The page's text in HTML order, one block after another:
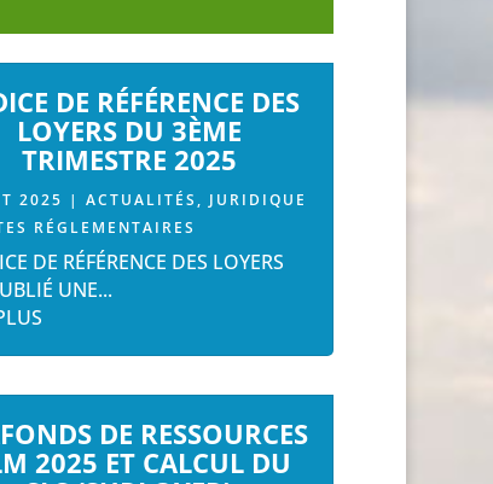
DE RÉFÉRENCE DES
LOYERS DU 3ÈME
TRIMESTRE 2025
2025 | ACTUALITÉS , JURIDIQUE
RÉGLEMENTAIRES
DE RÉFÉRENCE DES LOYERS
UNE...
DE RESSOURCES
2025 ET CALCUL DU